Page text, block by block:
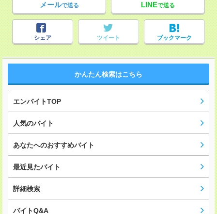
メールで送る LINEで送る
シェア ツイート ブックマーク
かんたん検索はこちら
エンバイトTOP
人気のバイト
あなたへのおすすめバイト
最近見たバイト
詳細検索
バイトQ&A